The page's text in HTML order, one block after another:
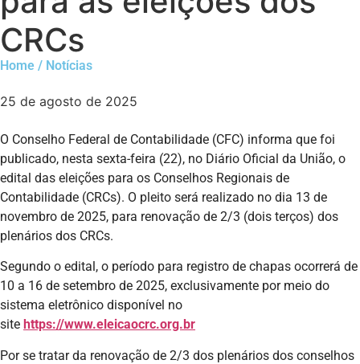
CRCs
Home / Notícias
25 de agosto de 2025
O Conselho Federal de Contabilidade (CFC) informa que foi
publicado, nesta sexta-feira (22), no Diário Oficial da União, o
edital das eleições para os Conselhos Regionais de
Contabilidade (CRCs). O pleito será realizado no dia 13 de
novembro de 2025, para renovação de 2/3 (dois terços) dos
plenários dos CRCs.
Segundo o edital, o período para registro de chapas ocorrerá de
10 a 16 de setembro de 2025, exclusivamente por meio do
sistema eletrônico disponível no
site https://www.eleicaocrc.org.br
Por se tratar da renovação de 2/3 dos plenários dos conselhos